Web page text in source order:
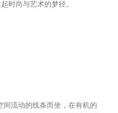
时尚与艺术的梦径。
流动的线条而坐，在有机的